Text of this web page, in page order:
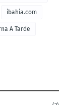
ibahia.com
A Tarde